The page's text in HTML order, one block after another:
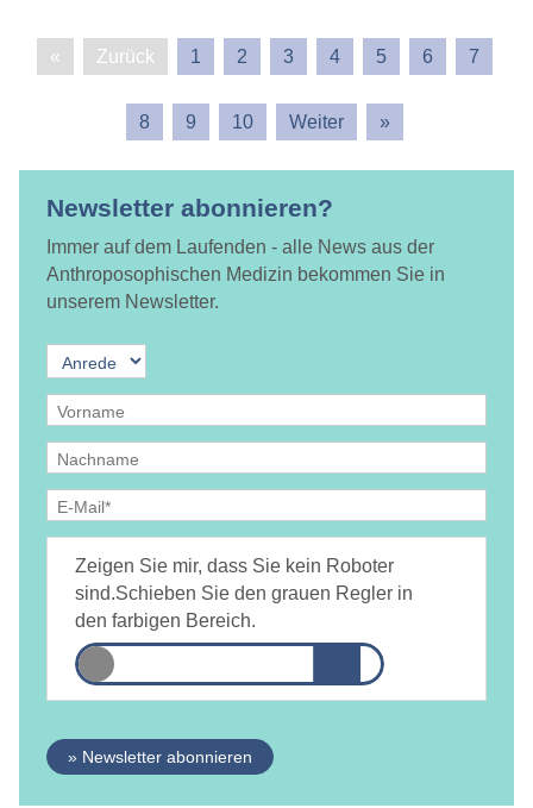
1 2 3 4 5 6 7
8 9 10
Newsletter abonnieren?
Immer auf dem Laufenden - alle News aus der
Anthroposophischen Medizin bekommen Sie in
unserem Newsletter.
DAMiD mich per E-Mail über Themen und Veranstaltungen
informiert.
Zeigen Sie mir, dass Sie kein Roboter
sind.Schieben Sie den grauen Regler in
den farbigen Bereich.
» Newsletter abonnieren